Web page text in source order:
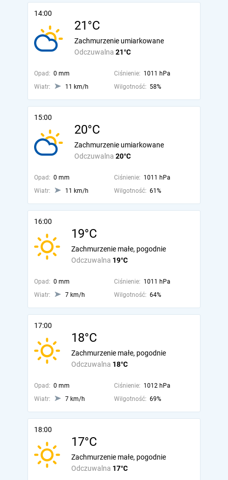
14:00
21°C
Odczuwalna 21°C
Zachmurzenie umiarkowane
Opad: 0 mm Ciśnienie: 1011 hPa
Wiatr:
11 km/h Wilgotność: 58%
15:00
20°C
Odczuwalna 20°C
Zachmurzenie umiarkowane
Opad: 0 mm Ciśnienie: 1011 hPa
Wiatr:
11 km/h Wilgotność: 61%
16:00
19°C
Odczuwalna 19°C
Zachmurzenie małe, pogodnie
Opad: 0 mm Ciśnienie: 1011 hPa
Wiatr:
7 km/h Wilgotność: 64%
17:00
18°C
Odczuwalna 18°C
Zachmurzenie małe, pogodnie
Opad: 0 mm Ciśnienie: 1012 hPa
Wiatr:
7 km/h Wilgotność: 69%
18:00
17°C
Odczuwalna 17°C
Zachmurzenie małe, pogodnie